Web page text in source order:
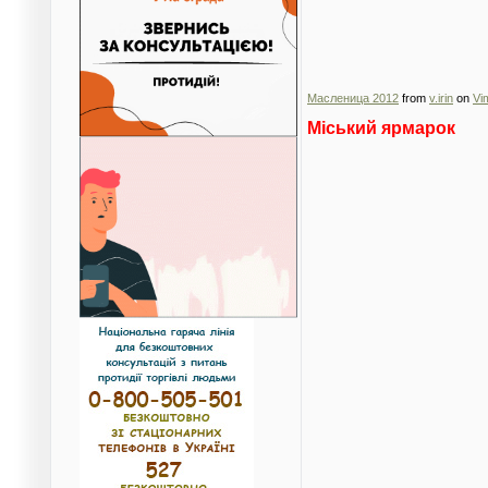
Масленица 2012 from v.irin on
Міський ярмарок